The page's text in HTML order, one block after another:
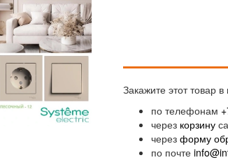
Закажите этот
по телефонам
через корзину
через форму
по почте